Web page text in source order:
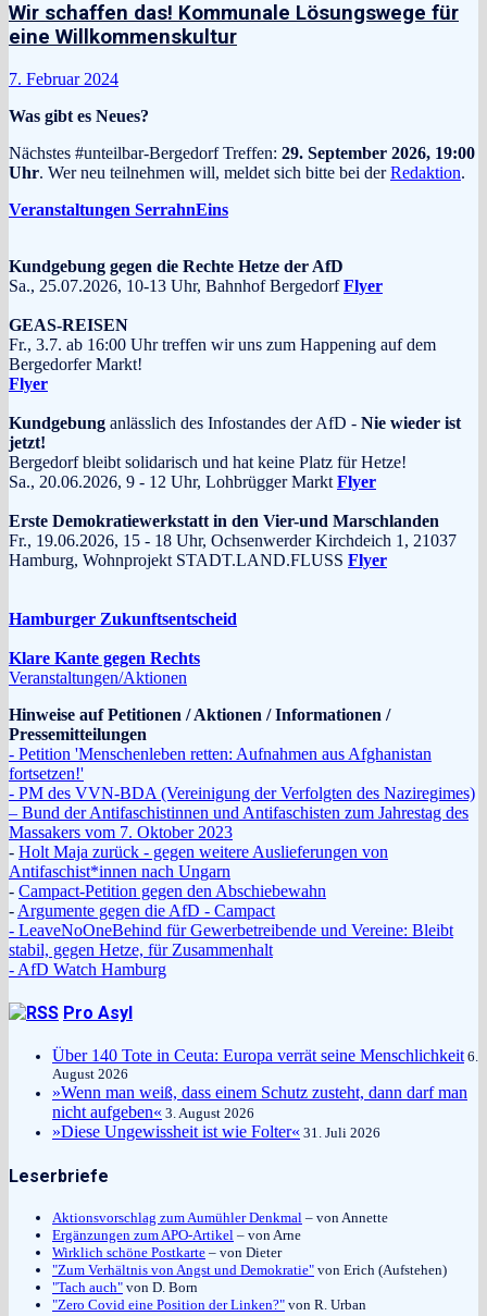
Wir schaffen das! Kommunale Lösungswege für
eine Willkommenskultur
7. Februar 2024
Was gibt es Neues?
Nächstes #unteilbar-Bergedorf Treffen: 29. September 2026, 19:00
Uhr. Wer neu teilnehmen will, meldet sich bitte bei derRedaktion.
Veranstaltungen SerrahnEins
Kundgebung gegen die Rechte Hetze der AfD
Sa., 25.07.2026, 10-13 Uhr, Bahnhof BergedorfFlyer
GEAS-REISEN
Fr., 3.7. ab 16:00 Uhr treffen wir uns zum Happening auf dem
Bergedorfer Markt!
Flyer
Kundgebung anlässlich des Infostandes der AfD - Nie wieder ist
jetzt!
Bergedorf bleibt solidarisch und hat keine Platz für Hetze!
Sa., 20.06.2026, 9 - 12 Uhr, Lohbrügger Markt Flyer
Erste Demokratiewerkstatt in den Vier-und Marschlanden
Fr., 19.06.2026, 15 - 18 Uhr, Ochsenwerder Kirchdeich 1, 21037
Hamburg, Wohnprojekt STADT.LAND.FLUSS Flyer
Hamburger Zukunftsentscheid
Klare Kante gegen Rechts
Veranstaltungen/Aktionen
Hinweise auf Petitionen / Aktionen / Informationen /
Pressemitteilungen
- Petition 'Menschenleben retten: Aufnahmen aus Afghanistan
fortsetzen!'
- PM des VVN-BDA (Vereinigung der Verfolgten des Naziregimes)
– Bund der Antifaschistinnen und Antifaschisten zum Jahrestag des
Massakers vom 7. Oktober 2023
- Holt Maja zurück - gegen weitere Auslieferungen von
Antifaschist*innen nach Ungarn
- Campact-Petition gegen den Abschiebewahn
- Argumente gegen die AfD - Campact
- LeaveNoOneBehind für Gewerbetreibende und Vereine: Bleibt
stabil, gegen Hetze, für Zusammenhalt
- AfD Watch Hamburg
Pro Asyl
Über 140 Tote in Ceuta: Europa verrät seine Menschlichkeit 6.
August 2026
»Wenn man weiß, dass einem Schutz zusteht, dann darf man
nicht aufgeben« 3. August 2026
»Diese Ungewissheit ist wie Folter« 31. Juli 2026
Leserbriefe
Aktionsvorschlag zum Aumühler Denkmal – von Annette
Ergänzungen zum APO-Artikel – von Arne
Wirklich schöne Postkarte – von Dieter
"Zum Verhältnis von Angst und Demokratie" von Erich (Aufstehen)
"Tach auch" von D. Born
"Zero Covid eine Position der Linken?" von R. Urban